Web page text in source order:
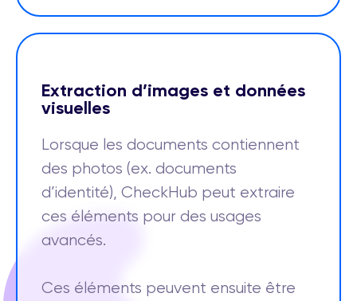
Extraction d’images et données
visuelles
Lorsque les documents contiennent
des photos (ex. documents
d’identité), CheckHub peut extraire
ces éléments pour des usages
avancés.
Ces éléments peuvent ensuite être